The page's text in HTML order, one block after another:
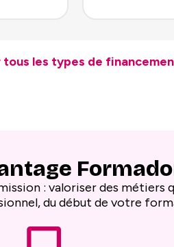
tous les types de
: valoriser des métiers
du début de votre